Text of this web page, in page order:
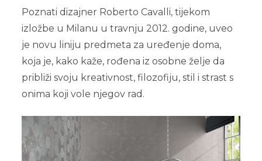
Poznati dizajner Roberto Cavalli, tijekom
izložbe u Milanu u travnju 2012. godine, uveo
je novu liniju predmeta za uređenje doma,
koja je, kako kaže, rođena iz osobne želje da
približi svoju kreativnost, filozofiju, stil i strast s
onima koji vole njegov rad.